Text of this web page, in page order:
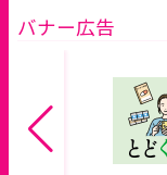
バナー広告